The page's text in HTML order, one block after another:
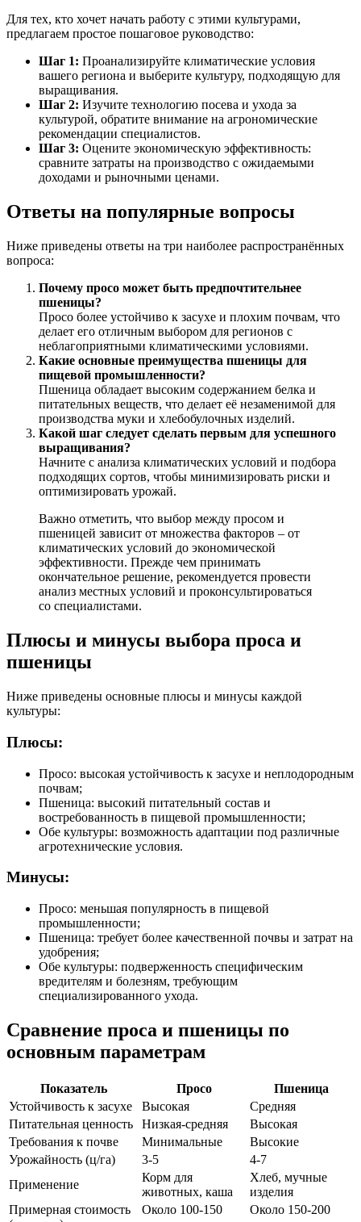
Для тех, кто хочет начать работу с этими культурами,
предлагаем простое пошаговое руководство:
Шаг 1: Проанализируйте климатические условия
вашего региона и выберите культуру, подходящую для
выращивания.
Шаг 2: Изучите технологию посева и ухода за
культурой, обратите внимание на агрономические
рекомендации специалистов.
Шаг 3: Оцените экономическую эффективность:
сравните затраты на производство с ожидаемыми
доходами и рыночными ценами.
Ответы на популярные вопросы
Ниже приведены ответы на три наиболее распространённых
вопроса:
Почему просо может быть предпочтительнее
пшеницы?
Просо более устойчиво к засухе и плохим почвам, что
делает его отличным выбором для регионов с
неблагоприятными климатическими условиями.
Какие основные преимущества пшеницы для
пищевой промышленности?
Пшеница обладает высоким содержанием белка и
питательных веществ, что делает её незаменимой для
производства муки и хлебобулочных изделий.
Какой шаг следует сделать первым для успешного
выращивания?
Начните с анализа климатических условий и подбора
подходящих сортов, чтобы минимизировать риски и
оптимизировать урожай.
Важно отметить, что выбор между просом и
пшеницей зависит от множества факторов – от
климатических условий до экономической
эффективности. Прежде чем принимать
окончательное решение, рекомендуется провести
анализ местных условий и проконсультироваться
со специалистами.
Плюсы и минусы выбора проса и
пшеницы
Ниже приведены основные плюсы и минусы каждой
культуры:
Плюсы:
Просо: высокая устойчивость к засухе и неплодородным
почвам;
Пшеница: высокий питательный состав и
востребованность в пищевой промышленности;
Обе культуры: возможность адаптации под различные
агротехнические условия.
Минусы:
Просо: меньшая популярность в пищевой
промышленности;
Пшеница: требует более качественной почвы и затрат на
удобрения;
Обе культуры: подверженность специфическим
вредителям и болезням, требующим
специализированного ухода.
Сравнение проса и пшеницы по
основным параметрам
Показатель Просо
Пшеница
Устойчивость к засухе
Высокая
Средняя
Питательная ценность
Низкая-средняя
Высокая
Требования к почве
Минимальные
Высокие
Урожайность (ц/га)
3-5
4-7
Применение
Корм для
животных, каша
Хлеб, мучные
изделия
Примерная стоимость
Около 100-150
Около 150-200